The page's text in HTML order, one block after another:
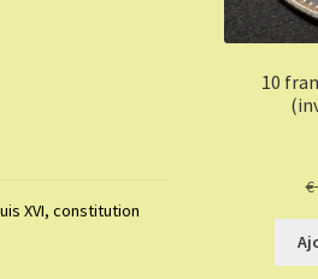
XVI, constitution
10
€